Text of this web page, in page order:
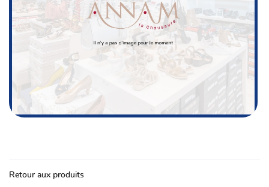
Retour aux produits